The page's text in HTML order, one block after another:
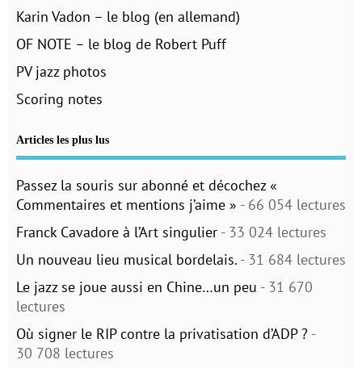
Karin Vadon – le blog (en allemand)
OF NOTE – le blog de Robert Puff
PV jazz photos
Scoring notes
Articles les plus lus
Passez la souris sur abonné et décochez «
Commentaires et mentions j’aime » - 66 054 lectures
Franck Cavadore à l’Art singulier - 33 024 lectures
Un nouveau lieu musical bordelais. - 31 684 lectures
Le jazz se joue aussi en Chine…un peu - 31 670
lectures
Où signer le RIP contre la privatisation d’ADP ? -
30 708 lectures